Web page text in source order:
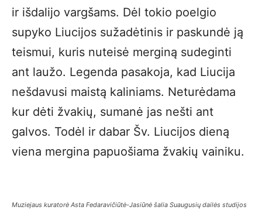
ir išdalijo vargšams. Dėl tokio poelgio
supyko Liucijos sužadėtinis ir paskundė ją
teismui, kuris nuteisė merginą sudeginti
ant laužo. Legenda pasakoja, kad Liucija
nešdavusi maistą kaliniams. Neturėdama
kur dėti žvakių, sumanė jas nešti ant
galvos. Todėl ir dabar Šv. Liucijos dieną
viena mergina papuošiama žvakių vainiku.
Muziejaus kuratorė Asta Fedaravičiūtė-Jasiūnė šalia Suaugusių dailės studijos